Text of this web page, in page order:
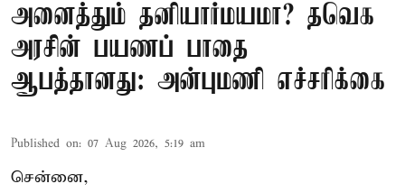
அனைத்தும் தனியார்மயமா? தவெக
அரசின் பயணப் பாதை
ஆபத்தானது: அன்புமணி எச்சரிக்கை
Published on: 07 Aug 2026, 5:19 am
சென்னை,